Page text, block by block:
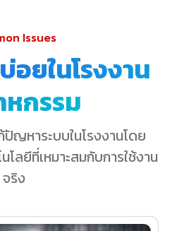
Issues
ยในโรงงาน
กรรม
ปัญหาระบบในโรงงานโดย
โลยีที่เหมาะสมกับการใช้งาน
จริง